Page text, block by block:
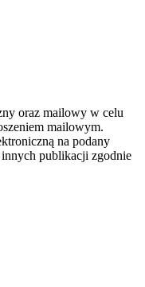
oraz mailowy w celu
mailowym.
na podany
publikacji zgodnie